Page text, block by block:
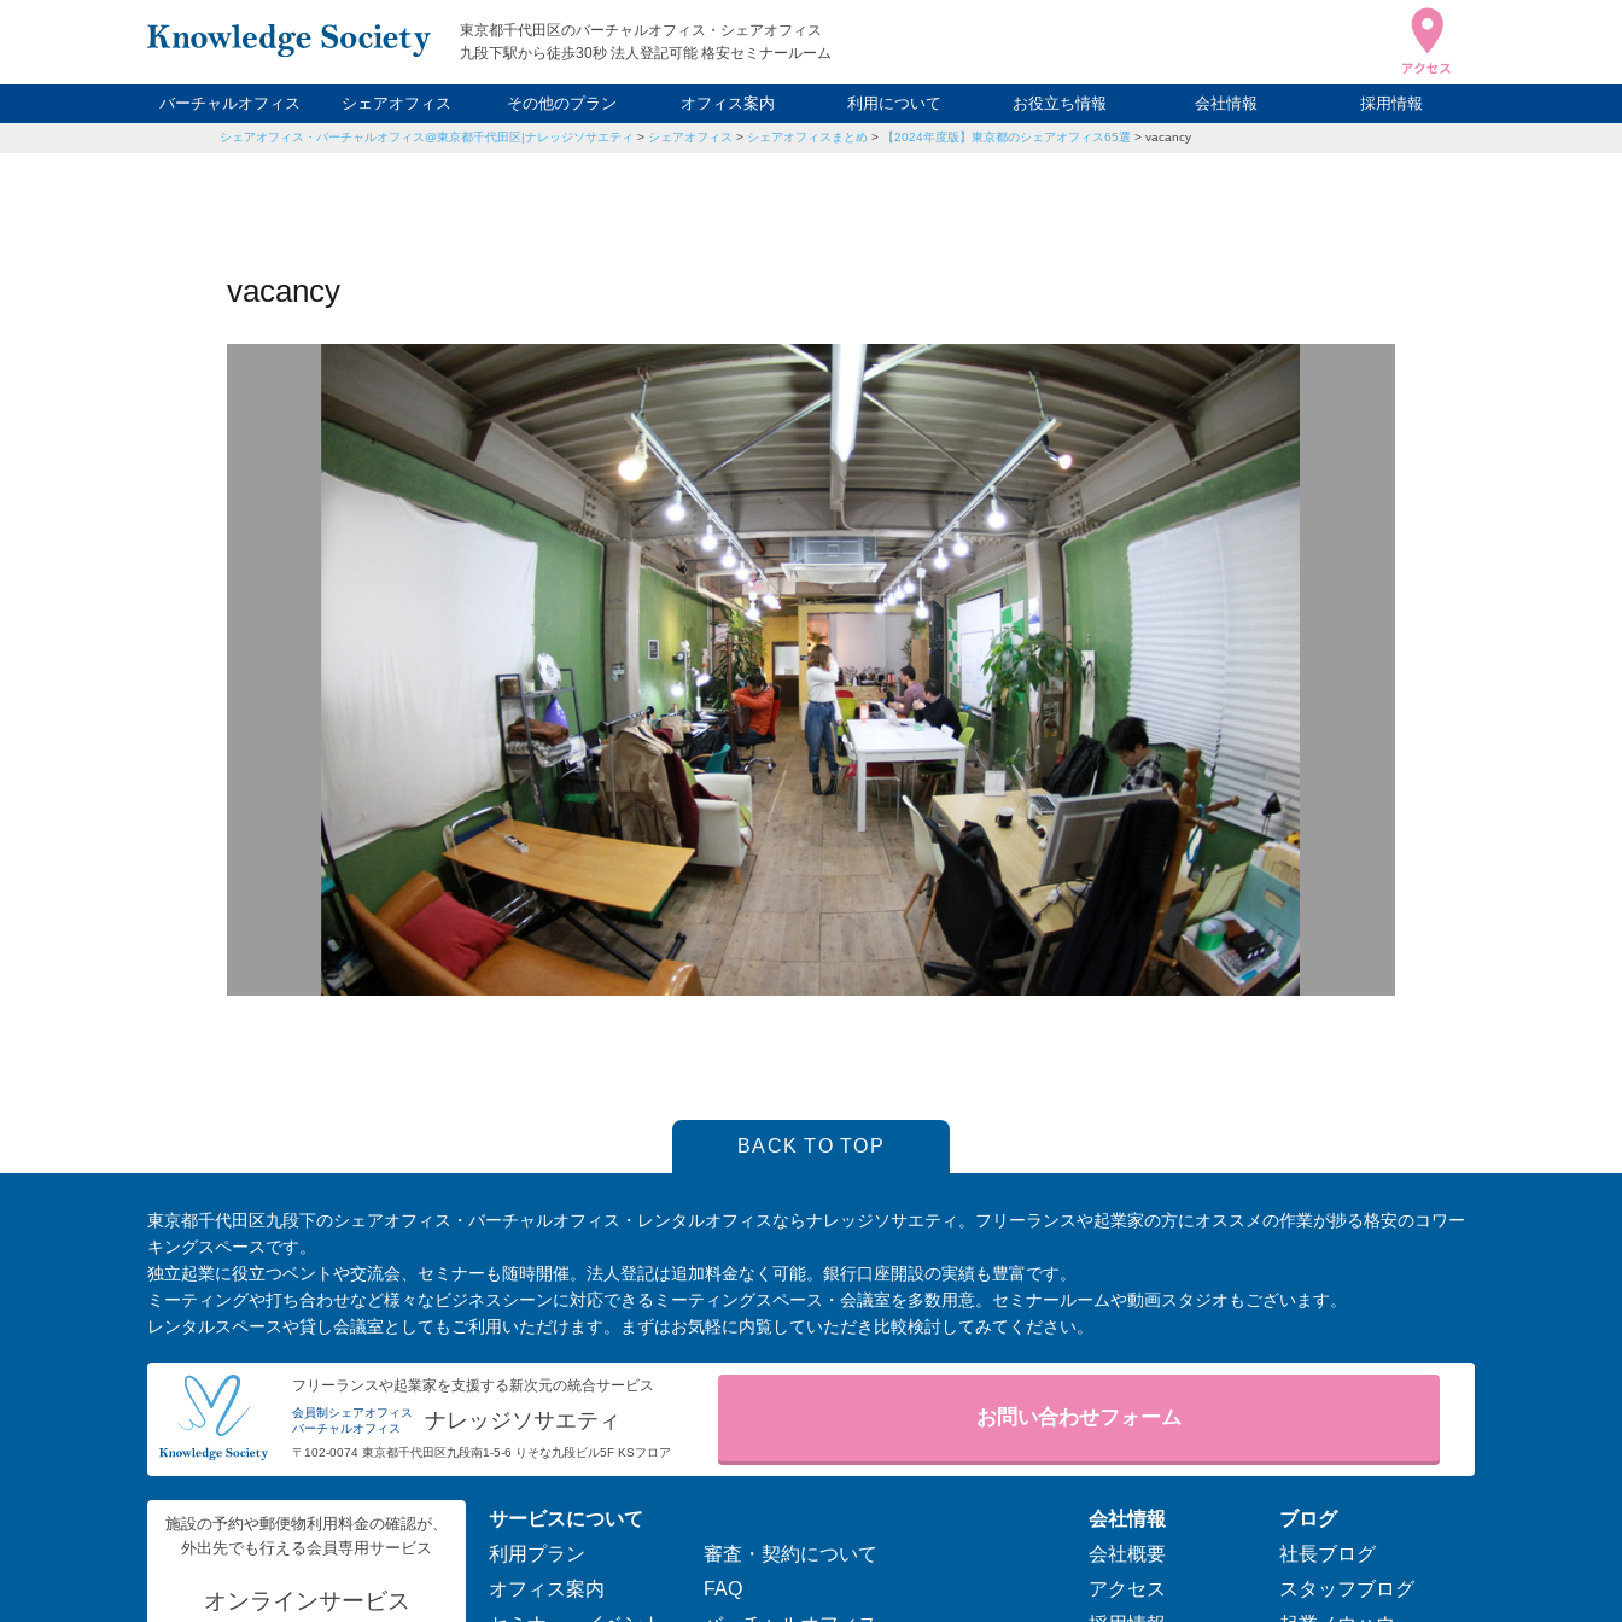
東京都千代田区のバーチャルオフィス・シェアオフィス
九段下駅から徒歩30秒 法人登記可能 格安セミナールーム
バーチャルオフィス シェアオフィス その他のプラン
レンタルオフィス
ナイト&ウィークエンド
貸し会議室
オフィス案内 利用について
利用料金
申込について
FAQ
お役立ち情報
起業ノウハウ
社長ブログ
スタッフブログ
会社情報 採用情報
シェアオフィス・バーチャルオフィス@東京都千代田区|ナレッジソサエティ > シェアオフィス > シェアオフィスまとめ > 【2024年度版】東京都のシェアオフィス65選 > vacancy
vacancy
BACK TO TOP
東京都千代田区九段下のシェアオフィス・バーチャルオフィス・レンタルオフィスならナレッジソサエティ。フリーランスや起業家の方にオススメの作業が捗る格安のコワー
キングスペースです。
独立起業に役立つベントや交流会、セミナーも随時開催。法人登記は追加料金なく可能。銀行口座開設の実績も豊富です。
ミーティングや打ち合わせなど様々なビジネスシーンに対応できるミーティングスペース・会議室を多数用意。セミナールームや動画スタジオもございます。
レンタルスペースや貸し会議室としてもご利用いただけます。まずはお気軽に内覧していただき比較検討してみてください。
フリーランスや起業家を支援する新次元の統合サービス
会員制シェアオフィス
バーチャルオフィス
ナレッジソサエティ
〒102-0074 東京都千代田区九段南1-5-6 りそな九段ビル5F KSフロア
お問い合わせフォーム
施設の予約や郵便物利用料金の確認が、
外出先でも行える会員専用サービス
オンラインサービス
サービスについて
利用プラン
オフィス案内
審査・契約について
FAQ
会社情報
会社概要
アクセス
ブログ
社長ブログ
スタッフブログ